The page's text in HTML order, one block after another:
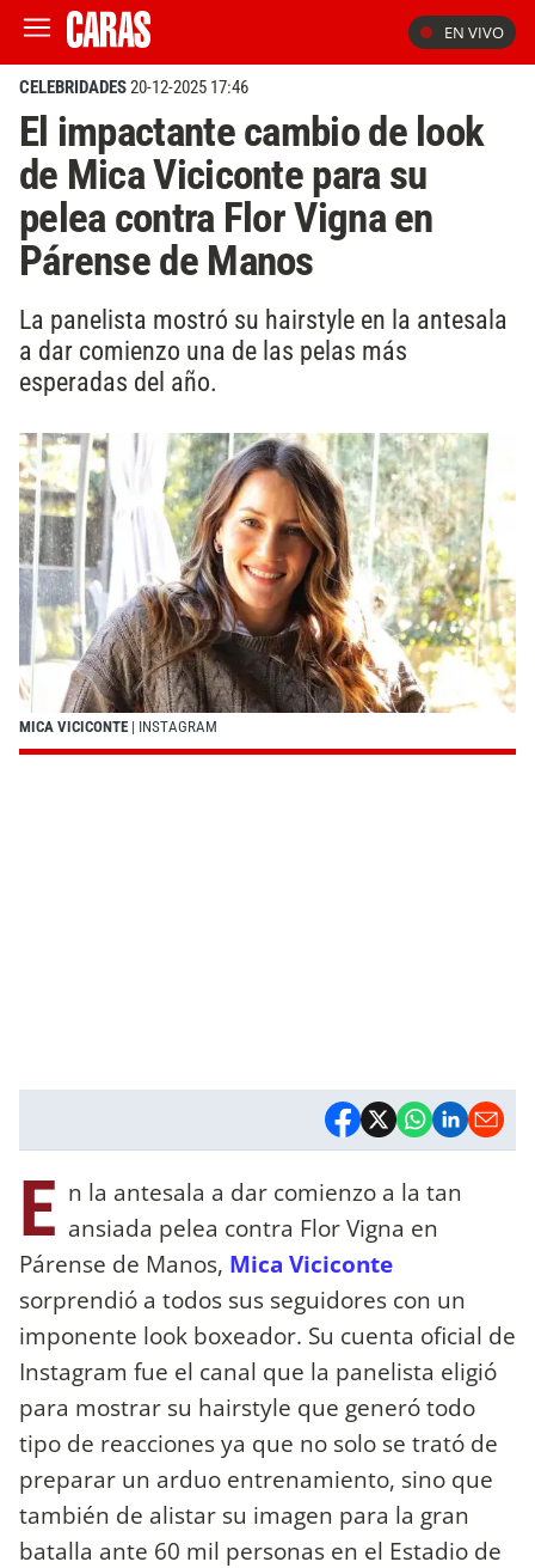
EN VIVO
CELEBRIDADES20-12-2025 17:46
El impactante cambio de look
de Mica Viciconte para su
pelea contra Flor Vigna en
Párense de Manos
La panelista mostró su hairstyle en la antesala
a dar comienzo una de las pelas más
esperadas del año.
MICA VICICONTE | INSTAGRAM
E n la antesala a dar comienzo a la tan
ansiada pelea contra Flor Vigna en
Párense de Manos, Mica Viciconte
sorprendió a todos sus seguidores con un
imponente look boxeador. Su cuenta oficial de
Instagram fue el canal que la panelista eligió
para mostrar su hairstyle que generó todo
tipo de reacciones ya que no solo se trató de
preparar un arduo entrenamiento, sino que
también de alistar su imagen para la gran
batalla ante 60 mil personas en el Estadio de